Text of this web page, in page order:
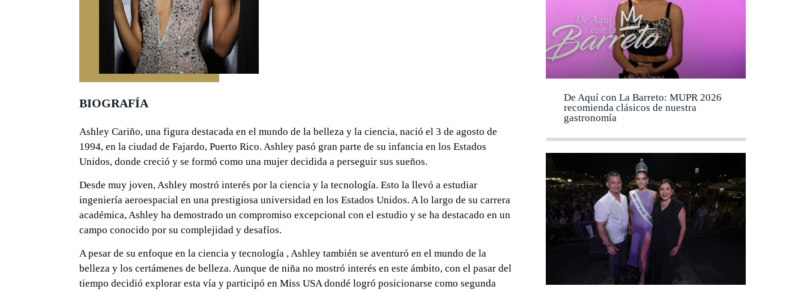
BIOGRAFÍA
Ashley Cariño, una figura destacada en el mundo de la belleza y la ciencia, nació el 3 de agosto de
1994, en la ciudad de Fajardo, Puerto Rico. Ashley pasó gran parte de su infancia en los Estados
Unidos, donde creció y se formó como una mujer decidida a perseguir sus sueños.
Desde muy joven, Ashley mostró interés por la ciencia y la tecnología. Esto la llevó a estudiar
ingeniería aeroespacial en una prestigiosa universidad en los Estados Unidos. A lo largo de su carrera
académica, Ashley ha demostrado un compromiso excepcional con el estudio y se ha destacado en un
campo conocido por su complejidad y desafíos.
A pesar de su enfoque en la ciencia y tecnología , Ashley también se aventuró en el mundo de la
belleza y los certámenes de belleza. Aunque de niña no mostró interés en este ámbito, con el pasar del
tiempo decidió explorar esta vía y participó en Miss USA dondé logró posicionarse como segunda
De Aquí con La Barreto: MUPR 2026
recomienda clásicos de nuestra
gastronomía